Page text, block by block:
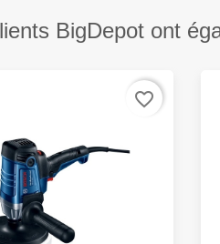
BigDepot ont
favorite_border